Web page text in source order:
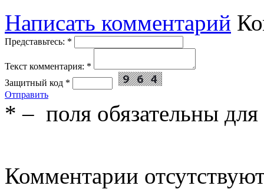
Написать комментарий
Представьтесь: *
Текст комментария: *
Защитный код *
Отправить
* – поля обязательны для
Комментарии